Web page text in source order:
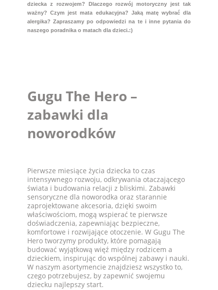
dziecka z rozwojem?
Dlaczego rozwój motoryczny jest tak
ważny?Czym jest mata edukacyjna? Jaką matę wybrać dla
alergika?Zapraszamy po odpowiedzi na te i inne pytania do
naszego poradnika o matach dla dzieci.:)
Gugu The Hero –
zabawki dla
noworodków
Pierwsze miesiące życia dziecka to czas
intensywnego rozwoju, odkrywania otaczającego
świata i budowania relacji z bliskimi. Zabawki
sensoryczne dla noworodka oraz starannie
zaprojektowane akcesoria, dzięki swoim
właściwościom, mogą wspierać te pierwsze
doświadczenia, zapewniając bezpieczne,
komfortowe i rozwijające otoczenie. W Gugu The
Hero tworzymy produkty, które pomagają
budować wyjątkową więź między rodzicem a
dzieckiem, inspirując do wspólnej zabawy i nauki.
W naszym asortymencie znajdziesz wszystko to,
czego potrzebujesz, by zapewnić swojemu
dziecku najlepszy start.